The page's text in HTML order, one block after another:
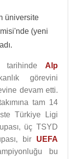
üniversite
(yeni
tarihinde Alp
görevini
devam etti.
tam 14
Türkiye Ligi
üç TSYD
bir UEFA
bu